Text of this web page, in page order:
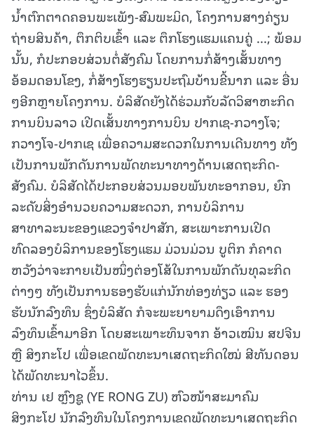
ນໍ້າຕົກຕາດຄອນພະເພັງ-ສົມພະມິດ, ໂຄງການສາງຄ່ຽນ
ຖ່າຍສິນຄ້າ, ຕຶກຕິບເຂົ້າ ແລະ ຕຶກໂຮງແຮມແຄນຄູ່ ...; ພ້ອມ
ນັ້ນ, ກໍປະກອບສ່ວນຕໍ່ສັງຄົມ ໂດຍການກໍ່ສ້າງເສັ້ນທາງ
ອ້ອມດອນໂຂງ, ກໍ່ສ້າງໂຮງຮຽນປະຖົມບ້ານຂີ້ນາກ ແລະ ອື່ນ
ໆອີກຫຼາຍໂຄງການ. ບໍລິສັດຍັງໄດ້ຮ່ວມກັບລັດວິສາຫະກິດ
ການບິນລາວ ເປີດເສັ້ນທາງການບິນ ປາກເຊ-ກວາງໂຈ;
ກວາງໂຈ-ປາກເຊ ເພື່ອຄວາມສະດວກໃນການເດີນທາງ ທັງ
ເປັນການພັກດັນການພັດທະນາທາງດ້ານເສດຖະກິດ-
ສັງຄົມ. ບໍລິສັດໄດ້ປະກອບສ່ວນມອບພັນທະອາກອນ, ຍົກ
ລະດັບສິ່ງອຳນວຍຄວາມສະດວກ, ການບໍລິການ
ສາທາລະນະຂອງແຂວງຈໍາປາສັກ, ສະເພາະການເປີດ
ທົດລອງບໍລິການຂອງໂຮງແຮມ ມ່ວນມ່ວນ ບູຕິກ ກໍຄາດ
ຫວັງວ່າຈະກາຍເປັນໜຶ່ງຕ່ອງໂສ້ໃນການພັກດັນທຸລະກິດ
ຕ່າງໆ ທັງເປັນການຮອງຮັບແກ່ນັກທ່ອງທ່ຽວ ແລະ ຮອງ
ຮັບນັກລົງທຶນ ຊຶ່ງບໍລິສັດ ກໍຈະພະຍາຍາມດຶງເອົາການ
ລົງທຶນເຂົ້າມາອີກ ໂດຍສະເພາະທຶນຈາກ ອ້າວເໝິນ ສປຈີນ
ຫຼື ສິງກະໂປ ເພື່ອເຂດພັດທະນາເສດຖະກິດໃໝ່ ສີທັນດອນ
ໄດ້ພັດທະນາໄວຂຶ້ນ.
ທ່ານ ເຢ ຫຼົງຊູ (YE RONG ZU) ຫົວໜ້າສະມາຄົມ
ສິງກະໂປ ນັກລົງທຶນໃນໂຄງການເຂດພັດທະນາເສດຖະກິດ